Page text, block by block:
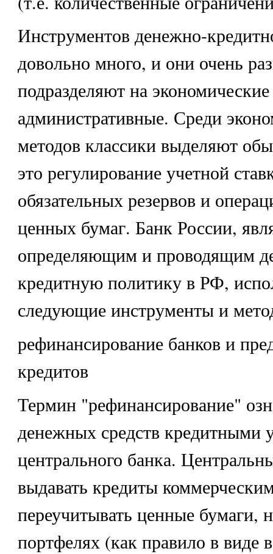
Инструментов денежно-
довольно много, и они очень
подразделяют на
административные. Среди
методов классики выделяют
это регулирование учетной
обязательных резервов и
ценных бумаг. Банк России,
определяющим и проводящим
кредитную политику в РФ,
следующие инструменты и
рефинансирование банков и
кредитов
Термин "рефинансирование"
денежных средств кредитными
центрального банка.
выдавать кредиты
переучитывать ценные бумаги,
портфелях (как правило в виде